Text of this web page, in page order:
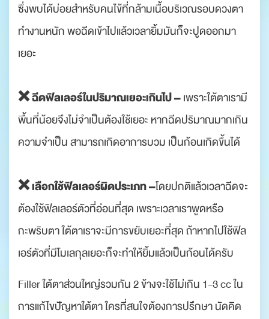
ซึ่งพบได้บ่อยสำหรับคนไข้ที่กล้ามเนื้อบริเวณรอบดวงตา
ทำงานหนัก พอฉีดเข้าไปแล้วเวลายิ้มมันก็จะปูดออกมา
เยอะ
❌ ฉีดฟิลเลอร์ในปริมาณเยอะเกินไป –เพราะใต้ตาเรามี
พื้นที่น้อยจึงไม่จำเป็นต้องใช้เยอะ หากฉีดปริมาณมากเกิน
ความจำเป็น สามารถเกิดอาการบวม เป็นก้อนเกิดขึ้นได้
❌ เลือกใช้ฟิลเลอร์ผิดประเภท –โดยปกติแล้วเวลาฉีดจะ
ต้องใช้ฟิลเลอร์ตัวที่อ่อนที่สุด เพราะเวลาเราพูดหรือ
กะพริบตา ใต้ตาเราจะมีการขยับเยอะที่สุด ถ้าหากไปใช้ฟิล
เอร์ตัวที่มีโมเลกุลเยอะก็จะทำให้ยิ้มแล้วเป็นก้อนได้ครับ
Filler ใต้ตาส่วนใหญ่รวมกัน 2 ข้างจะใช้ไม่เกิน 1-3 cc ใน
การแก้ไขปัญหาใต้ตา ใครที่สนใจต้องการปรึกษา นัดคิด